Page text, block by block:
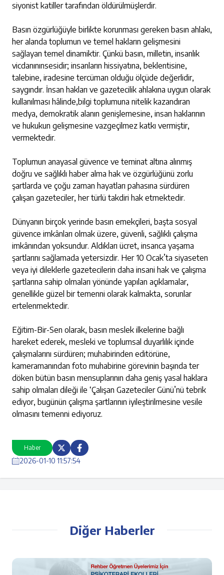
Haber
2026-01-10 11:57:54
siyonist katiller tarafından öldürülmüşlerdir.
Basın özgürlüğüyle birlikte korunması gereken basın ahlakı,
her alanda toplumun ve temel hakların gelişmesini
sağlayan temel dinamiktir. Çünkü basın, milletin, insanlık
vicdanınınsesidir; insanların hissiyatına, beklentisine,
talebine, iradesine tercüman olduğu ölçüde değerlidir,
saygındır. İnsan hakları ve gazetecilik ahlakına uygun olarak
kullanılması hâlinde,bilgi toplumuna nitelik kazandıran
medya, demokratik alanın genişlemesine, insan haklarının
ve hukukun gelişmesine vazgeçilmez katkı vermiştir,
vermektedir.
Toplumun anayasal güvence ve teminat altına alınmış
doğru ve sağlıklı haber alma hak ve özgürlüğünü zorlu
şartlarda ve çoğu zaman hayatları pahasına sürdüren
çalışan gazeteciler, her türlü takdiri hak etmektedir.
Dünyanın birçok yerinde basın emekçileri, başta sosyal
güvence imkânları olmak üzere, güvenli, sağlıklı çalışma
imkânından yoksundur. Aldıkları ücret, insanca yaşama
şartlarını sağlamada yetersizdir. Her 10 Ocak’ta siyaseten
veya iyi dileklerle gazetecilerin daha insani hak ve çalışma
şartlarına sahip olmaları yönünde yapılan açıklamalar,
genellikle güzel bir temenni olarak kalmakta, sorunlar
ertelenmektedir.
Eğitim-Bir-Sen olarak, basın meslek ilkelerine bağlı
hareket ederek, mesleki ve toplumsal duyarlılık içinde
çalışmalarını sürdüren; muhabirinden editörüne,
kameramanından foto muhabirine görevinin başında ter
döken bütün basın mensuplarının daha geniş yasal haklara
sahip olmaları dileği ile ‘Çalışan Gazeteciler Günü’nü tebrik
ediyor, bugünün çalışma şartlarının iyileştirilmesine vesile
olmasını temenni ediyoruz.
Diğer Haberler